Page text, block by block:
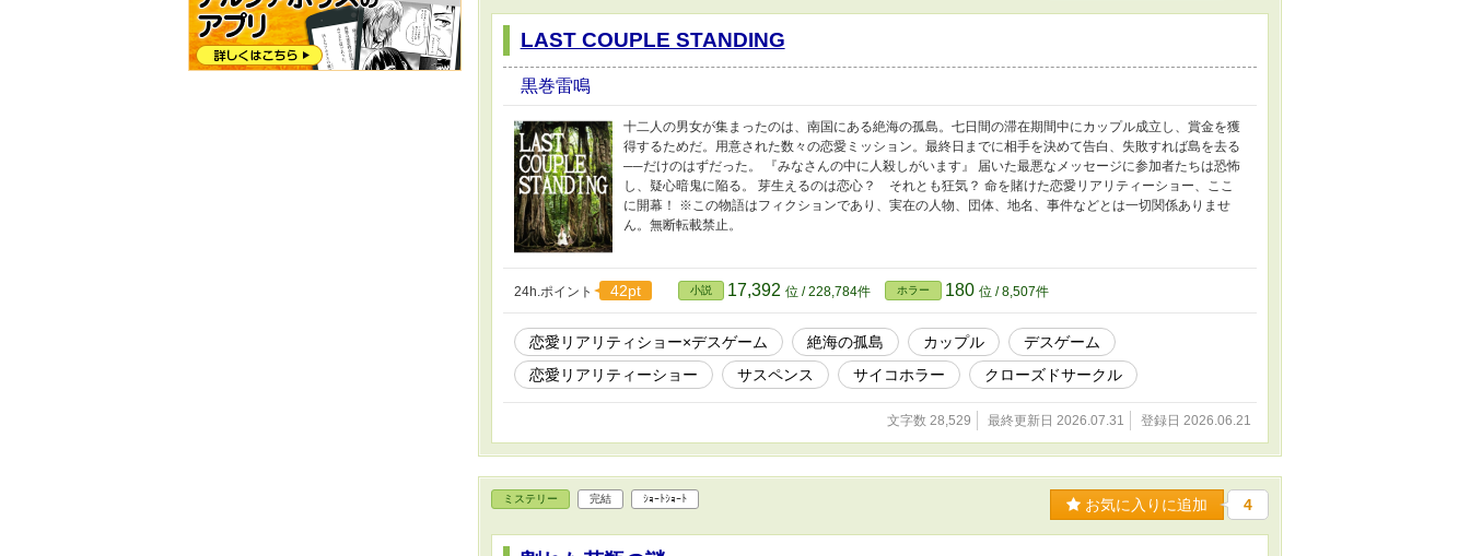
LAST COUPLE STANDING
黒巻雷鳴
十二人の男女が集まったのは、南国にある絶海の孤島。七日間の滞在期間中にカップル成立し、賞金を獲
得するためだ。用意された数々の恋愛ミッション。最終日までに相手を決めて告白、失敗すれば島を去る
──だけのはずだった。 『みなさんの中に人殺しがいます』 届いた最悪なメッセージに参加者たちは恐怖
し、疑心暗鬼に陥る。 芽生えるのは恋心？ それとも狂気？ 命を賭けた恋愛リアリティーショー、ここ
に開幕！ ※この物語はフィクションであり、実在の人物、団体、地名、事件などとは一切関係ありませ
ん。無断転載禁止。
24h.ポイント 42pt 小説 17,392 位 / 228,784件 ホラー 180 位 / 8,507件
恋愛リアリティショー×デスゲーム 絶海の孤島 カップル
デスゲーム
恋愛リアリティーショー
サスペンス サイコホラー クローズドサークル
文字数 28,529 最終更新日 2026.07.31 登録日 2026.06.21
ミステリー 完結 ｼｮｰﾄｼｮｰﾄ お気に入りに追加 4